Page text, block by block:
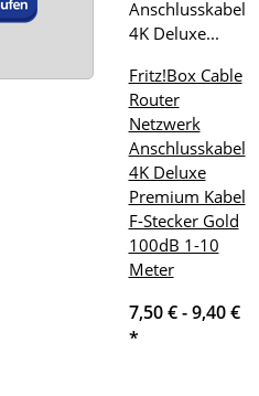
Fritz!Box Cable
Router
Netzwerk
Anschlusskabel
4K Deluxe
Premium Kabel
F-Stecker Gold
100dB 1-10
Meter
7,50 € -9,40 €
*